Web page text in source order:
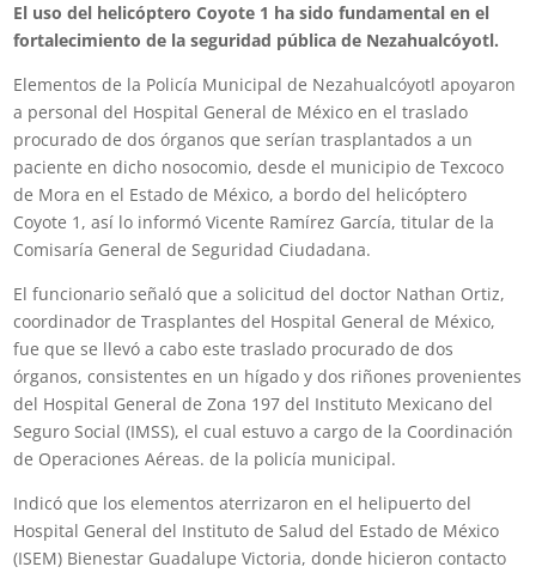
El uso del helicóptero Coyote 1 ha sido fundamental en el
fortalecimiento de la seguridad pública de Nezahualcóyotl.
Elementos de la Policía Municipal de Nezahualcóyotl apoyaron
a personal del Hospital General de México en el traslado
procurado de dos órganos que serían trasplantados a un
paciente en dicho nosocomio, desde el municipio de Texcoco
de Mora en el Estado de México, a bordo del helicóptero
Coyote 1, así lo informó Vicente Ramírez García, titular de la
Comisaría General de Seguridad Ciudadana.
El funcionario señaló que a solicitud del doctor Nathan Ortiz,
coordinador de Trasplantes del Hospital General de México,
fue que se llevó a cabo este traslado procurado de dos
órganos, consistentes en un hígado y dos riñones provenientes
del Hospital General de Zona 197 del Instituto Mexicano del
Seguro Social (IMSS), el cual estuvo a cargo de la Coordinación
de Operaciones Aéreas. de la policía municipal.
Indicó que los elementos aterrizaron en el helipuerto del
Hospital General del Instituto de Salud del Estado de México
(ISEM) Bienestar Guadalupe Victoria, donde hicieron contacto